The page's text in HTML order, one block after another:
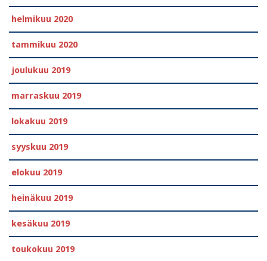
helmikuu 2020
tammikuu 2020
joulukuu 2019
marraskuu 2019
lokakuu 2019
syyskuu 2019
elokuu 2019
heinäkuu 2019
kesäkuu 2019
toukokuu 2019